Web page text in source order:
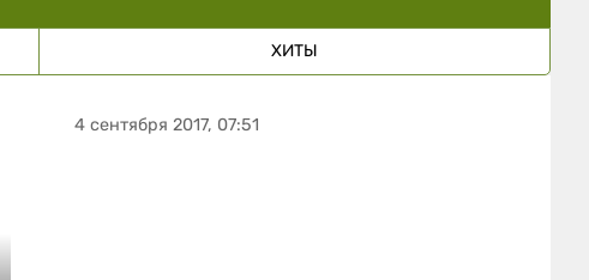
ХИТЫ
4 сентября 2017, 07:51